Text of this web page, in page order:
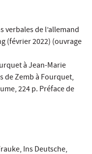
de l’allemand
(février 2022) (ouvrage
à Jean-Marie
de Zemb à Fourquet,
224 p. Préface de
Ins Deutsche,